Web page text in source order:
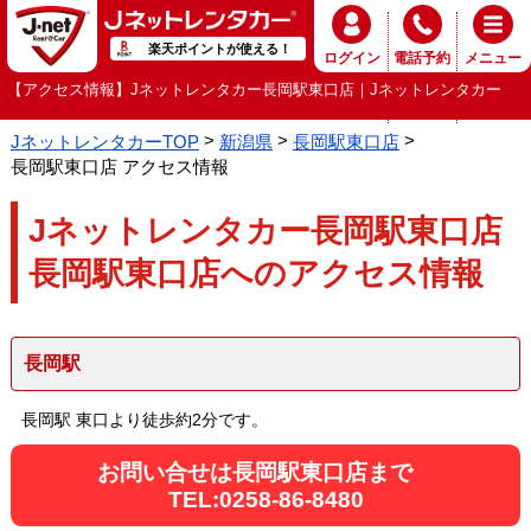
楽天ポイントが使える！
ログイン 電話予約 メニュー
【アクセス情報】Jネットレンタカー長岡駅東口店｜Jネットレンタカー
JネットレンタカーTOP 新潟県
長岡駅東口店
長岡駅東口店 アクセス情報
Jネットレンタカー長岡駅東口店
長岡駅東口店へのアクセス情報
長岡駅
長岡駅 東口より徒歩約2分です。
お問い合せは長岡駅東口店まで
TEL:0258-86-8480